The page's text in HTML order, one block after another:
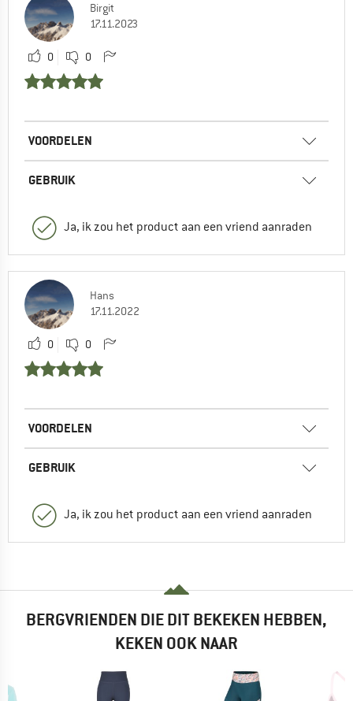
Birgit
17.11.2023
0 0
VOORDELEN
GEBRUIK
Ja, ik zou het product aan een vriend aanraden
Hans
17.11.2022
0 0
VOORDELEN
GEBRUIK
Ja, ik zou het product aan een vriend aanraden
BERGVRIENDEN DIE DIT BEKEKEN HEBBEN,
KEKEN OOK NAAR